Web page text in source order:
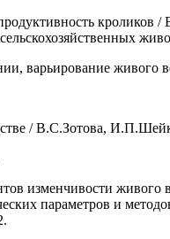
варьирование живого
/ В.С.Зотова,
изменчивости живого
параметров и